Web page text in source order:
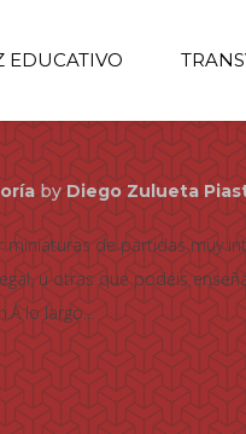
EDUCATIVO
byDiego Zulueta
de partidas muy
u otras que podéis
lo largo...